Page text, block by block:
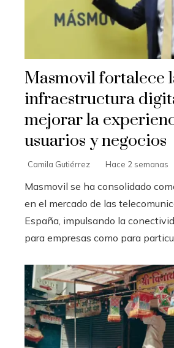
Masmovil fortalece
infraestructura
mejorar la
usuarios y negocios
Camila Gutiérrez Hace 2 semanas
Masmovil se ha consolidado
en el mercado de las
España, impulsando la
para empresas como para